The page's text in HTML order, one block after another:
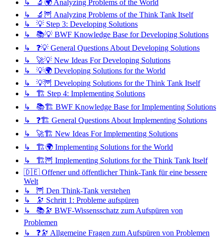
↳ 🔬🌍 Analyzing Problems of the World
↳ 🔬🦉 Analyzing Problems of the Think Tank Itself
↳ 💡 Step 3: Developing Solutions
↳ 📚💡 BWF Knowledge Base for Developing Solutions
↳ ❓💡 General Questions About Developing Solutions
↳ 🚀💡 New Ideas For Developing Solutions
↳ 💡🌍 Developing Solutions for the World
↳ 💡🦉 Developing Solutions for the Think Tank Itself
↳ 🏗️ Step 4: Implementing Solutions
↳ 📚🏗️ BWF Knowledge Base for Implementing Solutions
↳ ❓🏗️ General Questions About Implementing Solutions
↳ 🚀🏗️ New Ideas For Implementing Solutions
↳ 🏗️🌍 Implementing Solutions for the World
↳ 🏗️🦉 Implementing Solutions for the Think Tank Itself
🇩🇪 Offener und öffentlicher Think-Tank für eine bessere
Welt
↳ 🦉 Den Think-Tank verstehen
↳ 🔭 Schritt 1: Probleme aufspüren
↳ 📚🔭 BWF-Wissensschatz zum Aufspüren von
Problemen
↳ ❓🔭 Allgemeine Fragen zum Aufspüren von Problemen